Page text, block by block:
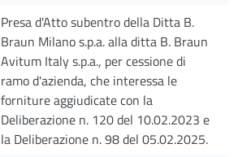
Presa d'Atto subentro della Ditta B.
Braun Milano s.p.a. alla ditta B. Braun
Avitum Italy s.p.a., per cessione di
ramo d'azienda, che interessa le
forniture aggiudicate con la
Deliberazione n. 120 del 10.02.2023 e
la Deliberazione n. 98 del 05.02.2025.